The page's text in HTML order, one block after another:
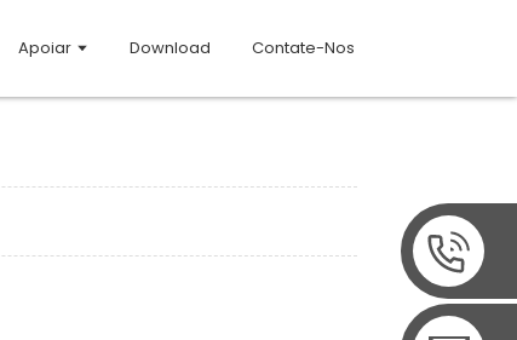
Apoiar Download Contate-Nos